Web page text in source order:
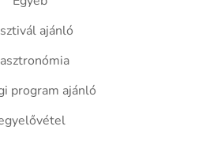
ajánló
program ajánló